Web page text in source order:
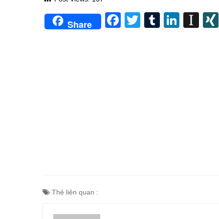
Share Facebook
TwitterTumblr
Thẻ liên quan :